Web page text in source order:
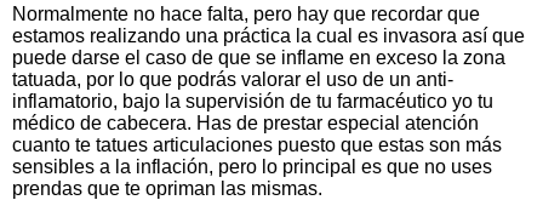
Normalmente no hace falta, pero hay que recordar que
estamos realizando una práctica la cual es invasora así que
puede darse el caso de que se inflame en exceso la zona
tatuada, por lo que podrás valorar el uso de un anti-
inflamatorio, bajo la supervisión de tu farmacéutico yo tu
médico de cabecera. Has de prestar especial atención
cuanto te tatues articulaciones puesto que estas son más
sensibles a la inflación, pero lo principal es que no uses
prendas que te opriman las mismas.